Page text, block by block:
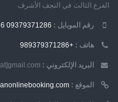
الفرع الثالث في النجف الأشرف
رقم الموبایل : 09379371286
هاتف : +989379371286
البريد الإلكتروني :
الموقع :